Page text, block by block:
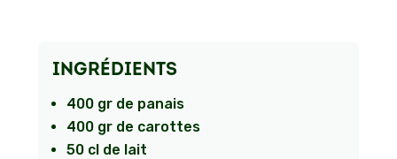
INGRÉDIENTS
400 gr de panais
400 gr de carottes
50 cl de lait